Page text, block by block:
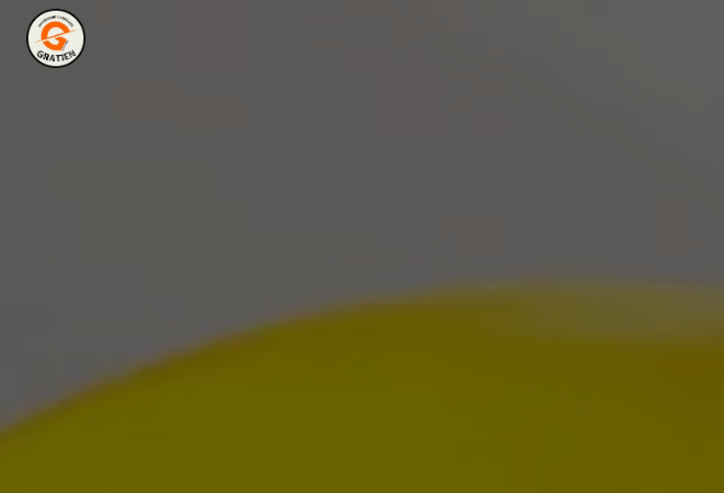
Panneau de gestion des cookies